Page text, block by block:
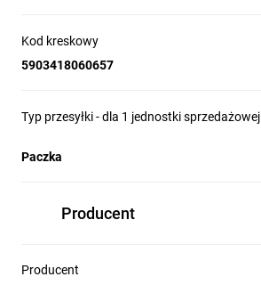
Kod kreskowy
5903418060657
Typ przesyłki - dla 1 jednostki sprzedażowej
Paczka
Producent
Producent